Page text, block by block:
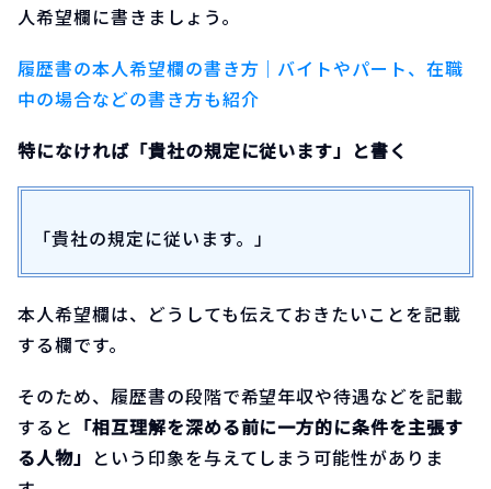
人希望欄に書きましょう。
履歴書の本人希望欄の書き方｜バイトやパート、在職
中の場合などの書き方も紹介
特になければ「貴社の規定に従います」と書く
「貴社の規定に従います。」
本人希望欄は、どうしても伝えておきたいことを記載
する欄です。
そのため、履歴書の段階で希望年収や待遇などを記載
すると 「相互理解を深める前に一方的に条件を主張す
る人物」 という印象を与えてしまう可能性がありま